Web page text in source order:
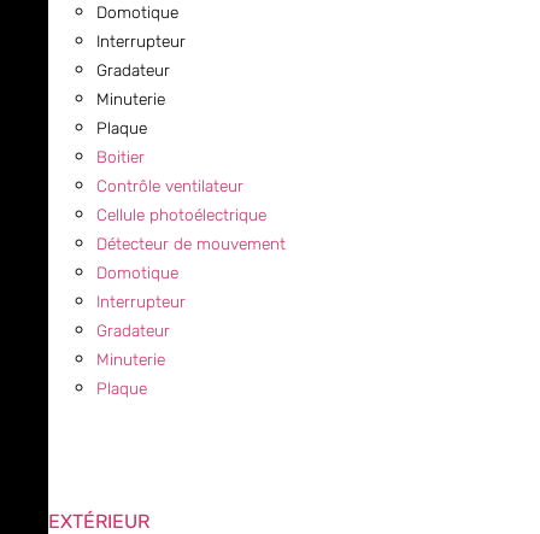
Domotique
Interrupteur
Gradateur
Minuterie
Plaque
Boitier
Contrôle ventilateur
Cellule photoélectrique
Détecteur de mouvement
Domotique
Interrupteur
Gradateur
Minuterie
Plaque
EXTÉRIEUR